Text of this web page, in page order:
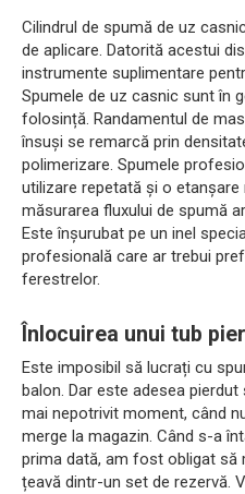
Cilindrul de spumă de uz
de aplicare. Datorită acestui
instrumente suplimentare
Spumele de uz casnic sunt în
folosință. Randamentul de
însuși se remarcă prin
polimerizare. Spumele
utilizare repetată și o etanșare
măsurarea fluxului de spumă
Este înșurubat pe un inel
profesională care ar trebui
ferestrelor.
Înlocuirea unui tub
Este imposibil să lucrați cu
balon. Dar este adesea
mai nepotrivit moment, când
merge la magazin. Când s-a
prima dată, am fost obligat să
țeavă dintr-un set de rezervă.